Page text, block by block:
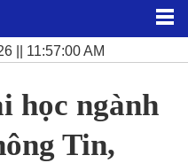
|| 11:57:01 AM
học ngành
Tin,